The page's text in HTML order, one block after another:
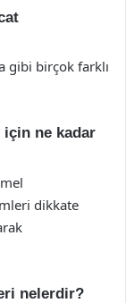
gibi birçok farklı
ne kadar
dikkate
nelerdir?